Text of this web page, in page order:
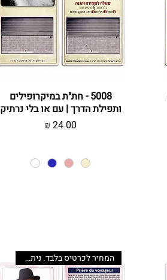
תצוגה מהירה
5008 - חת"ת במיקרופילים
ותפילת הדרך | עם או בלי נרתיק
מחיר
המחיר לכרטיס בלבד. ניתן לשדרג